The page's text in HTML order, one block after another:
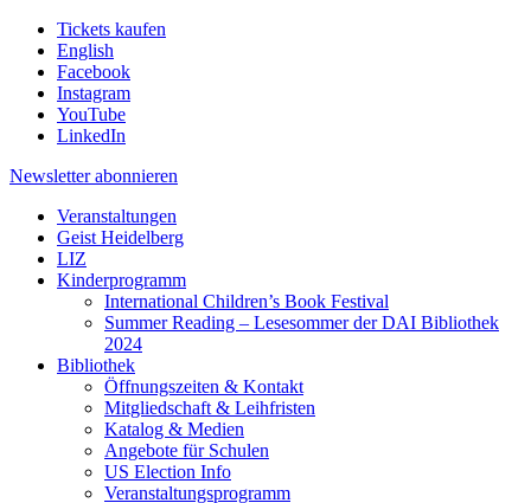
Tickets kaufen
English
Facebook
Instagram
YouTube
LinkedIn
Newsletter abonnieren
Veranstaltungen
Geist Heidelberg
LIZ
Kinderprogramm
International Children’s Book Festival
Summer Reading – Lesesommer der DAI Bibliothek
2024
Bibliothek
Öffnungszeiten & Kontakt
Mitgliedschaft & Leihfristen
Katalog & Medien
Angebote für Schulen
US Election Info
Veranstaltungsprogramm